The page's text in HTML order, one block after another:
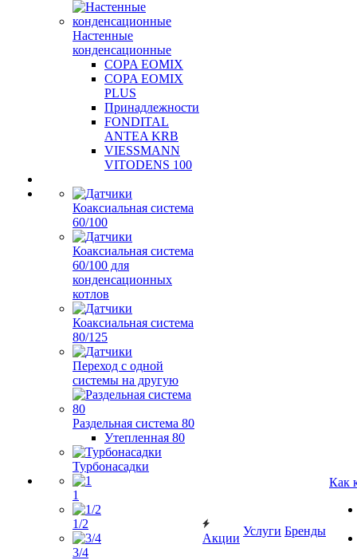
Настенные
конденсационные
COPA EOMIX
COPA EOMIX
PLUS
Принадлежности
FONDITAL
ANTEA KRB
VIESSMANN
VITODENS 100
Коаксиальная система
60/100
Коаксиальная система
60/100 для
конденсационных
котлов
Коаксиальная система
80/125
Переход с одной
системы на другую
Раздельная система 80
Утепленная 80
Турбонасадки
1
1/2
3/4
Акции
Услуги Бренды
Как